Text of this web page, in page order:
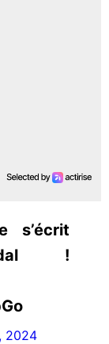
s’écrit
!
2024